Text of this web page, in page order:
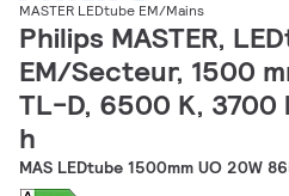
MASTER LEDtube EM/Mains
Philips MASTER,
EM/Secteur, 1500
TL-D, 6500 K, 3700
h
MAS LEDtube 1500mm UO 20W